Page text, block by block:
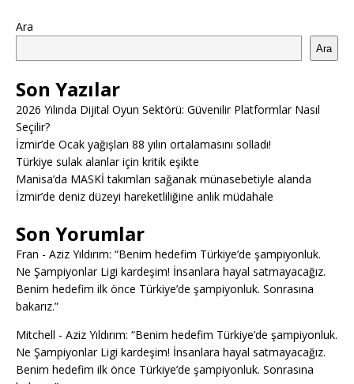
Ara
Ara
Son Yazılar
2026 Yılında Dijital Oyun Sektörü: Güvenilir Platformlar Nasıl
Seçilir?
İzmir’de Ocak yağışları 88 yılın ortalamasını solladı!
Türkiye sulak alanlar için kritik eşikte
Manisa’da MASKİ takımları sağanak münasebetiyle alanda
İzmir’de deniz düzeyi hareketliliğine anlık müdahale
Son Yorumlar
Fran - Aziz Yıldırım: “Benim hedefim Türkiye’de şampiyonluk.
Ne Şampiyonlar Ligi kardeşim! İnsanlara hayal satmayacağız.
Benim hedefim ilk önce Türkiye’de şampiyonluk. Sonrasına
bakarız.”
Mitchell - Aziz Yıldırım: “Benim hedefim Türkiye’de şampiyonluk.
Ne Şampiyonlar Ligi kardeşim! İnsanlara hayal satmayacağız.
Benim hedefim ilk önce Türkiye’de şampiyonluk. Sonrasına